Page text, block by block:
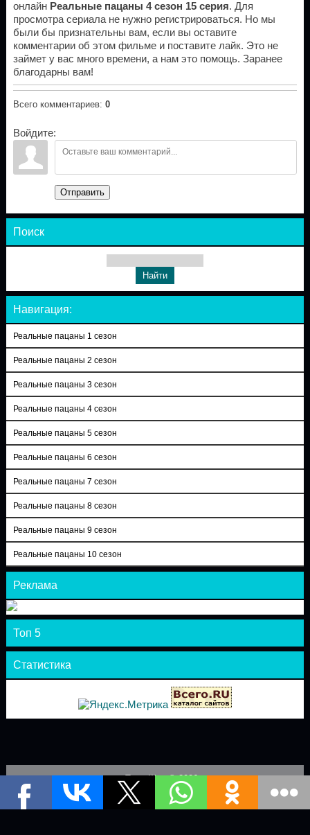
онлайн Реальные пацаны 4 сезон 15 серия. Для
просмотра сериала не нужно регистрироваться. Но мы
были бы признательны вам, если вы оставите
комментарии об этом фильме и поставите лайк. Это не
займет у вас много времени, а нам это помощь. Заранее
благодарны вам!
Всего комментариев: 0
Войдите:
Отправить
Поиск
Навигация:
Реальные пацаны 1 сезон
Реальные пацаны 2 сезон
Реальные пацаны 3 сезон
Реальные пацаны 4 сезон
Реальные пацаны 5 сезон
Реальные пацаны 6 сезон
Реальные пацаны 7 сезон
Реальные пацаны 8 сезон
Реальные пацаны 9 сезон
Реальные пацаны 10 сезон
Реклама
Топ 5
Статистика
Теле-Шоу © 2026